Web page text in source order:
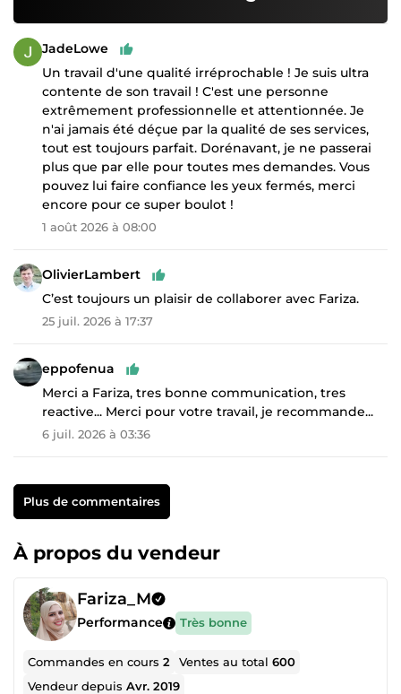
JadeLowe
Un travail d'une qualité irréprochable ! Je suis ultra
contente de son travail ! C'est une personne
extrêmement professionnelle et attentionnée. Je
n'ai jamais été déçue par la qualité de ses services,
tout est toujours parfait. Dorénavant, je ne passerai
plus que par elle pour toutes mes demandes. Vous
pouvez lui faire confiance les yeux fermés, merci
encore pour ce super boulot !
1 août 2026 à 08:00
OlivierLambert
C’est toujours un plaisir de collaborer avec Fariza.
25 juil. 2026 à 17:37
eppofenua
Merci a Fariza, tres bonne communication, tres
reactive... Merci pour votre travail, je recommande...
6 juil. 2026 à 03:36
Plus de commentaires
À propos du vendeur
Fariza_M
Performance Très bonne
Commandes en cours2 Ventes au total600
Vendeur depuisAvr. 2019